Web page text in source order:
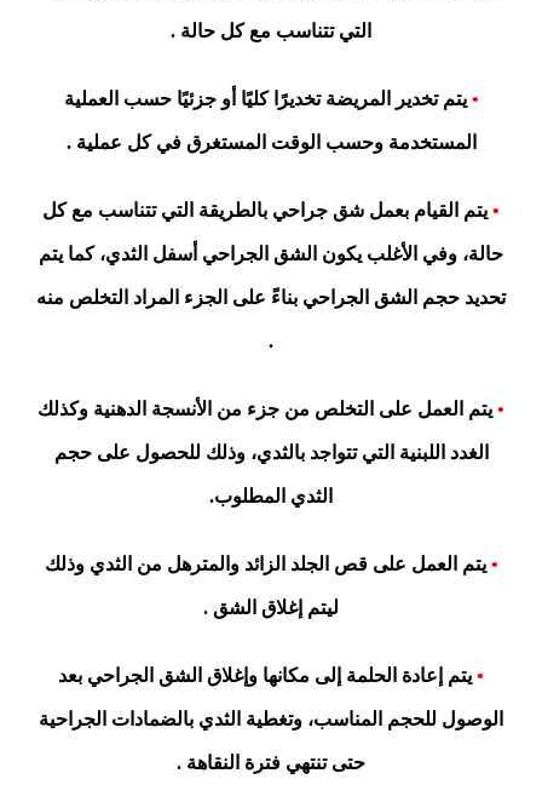
التي تتناسب مع كل حالة .
•يتم تخدير المريضة تخديرًا كليًا أو جزئيًا حسب العملية
المستخدمة وحسب الوقت المستغرق في كل عملية .
• يتم القيام بعمل شق جراحي بالطريقة التي تتناسب مع كل
حالة، وفي الأغلب يكون الشق الجراحي أسفل الثدي، كما يتم
تحديد حجم الشق الجراحي بناءً على الجزء المراد التخلص منه
.
• يتم العمل على التخلص من جزء من الأنسجة الدهنية وكذلك
الغدد اللبنية التي تتواجد بالثدي، وذلك للحصول على حجم
الثدي المطلوب.
•يتم العمل على قص الجلد الزائد والمترهل من الثدي وذلك
ليتم إغلاق الشق .
• يتم إعادة الحلمة إلى مكانها وإغلاق الشق الجراحي بعد
الوصول للحجم المناسب، وتغطية الثدي بالضمادات الجراحية
حتى تنتهي فترة النقاهة .